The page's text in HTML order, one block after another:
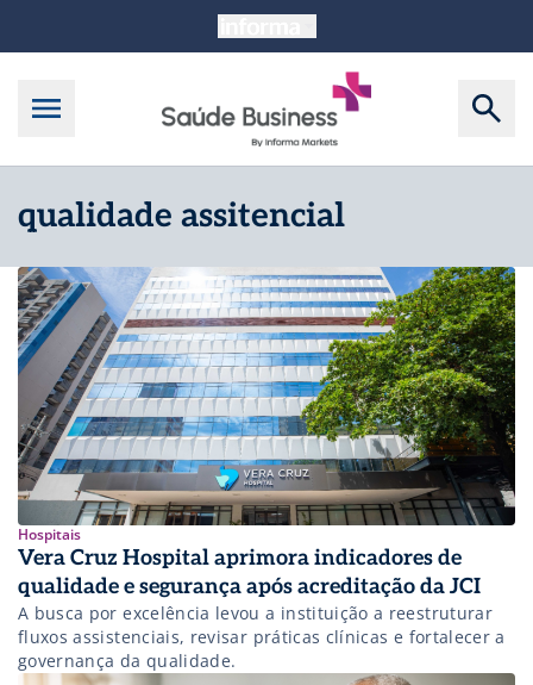
qualidade assitencial
Hospitais
Vera Cruz Hospital aprimora indicadores de
qualidade e segurança após acreditação da JCI
A busca por excelência levou a instituição a reestruturar
fluxos assistenciais, revisar práticas clínicas e fortalecer a
governança da qualidade.